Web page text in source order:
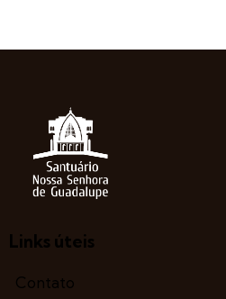
Links úteis
Contato